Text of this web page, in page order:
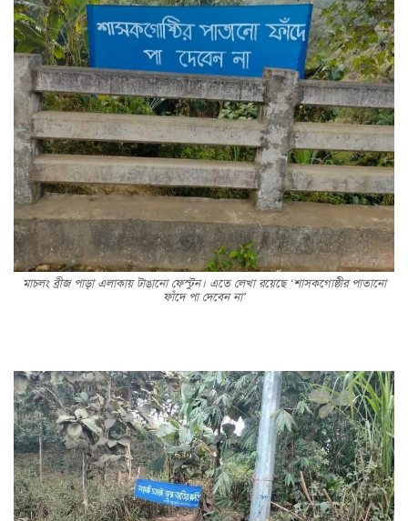
মাচলং ব্রীজ পাড়া এলাকায় টাঙানো ফেস্টুন। এতে লেখা রয়েছে ‘শাসকগোষ্ঠীর পাতানো
ফাঁদে পা দেবেন না’